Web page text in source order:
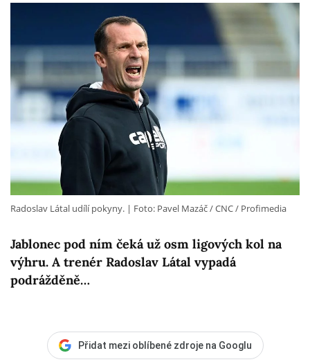
Jablonec pod ním čeká už osm ligových kol na
výhru. A trenér Radoslav Látal vypadá
podrážděně…
Radoslav Látal udílí pokyny. Foto: Pavel Mazáč / CNC / Profimedia
Přidat mezi oblíbené zdroje na Googlu